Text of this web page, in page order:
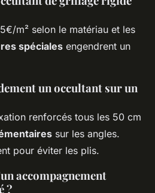
m² selon le matériau et les
spéciales engendrent un
un occultant sur un
renforcés tous les 50 cm
sur les angles.
pour éviter les plis.
accompagnement
?